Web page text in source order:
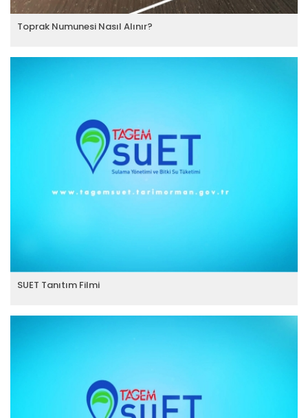
Toprak Numunesi Nasıl Alınır?
SUET Tanıtım Filmi